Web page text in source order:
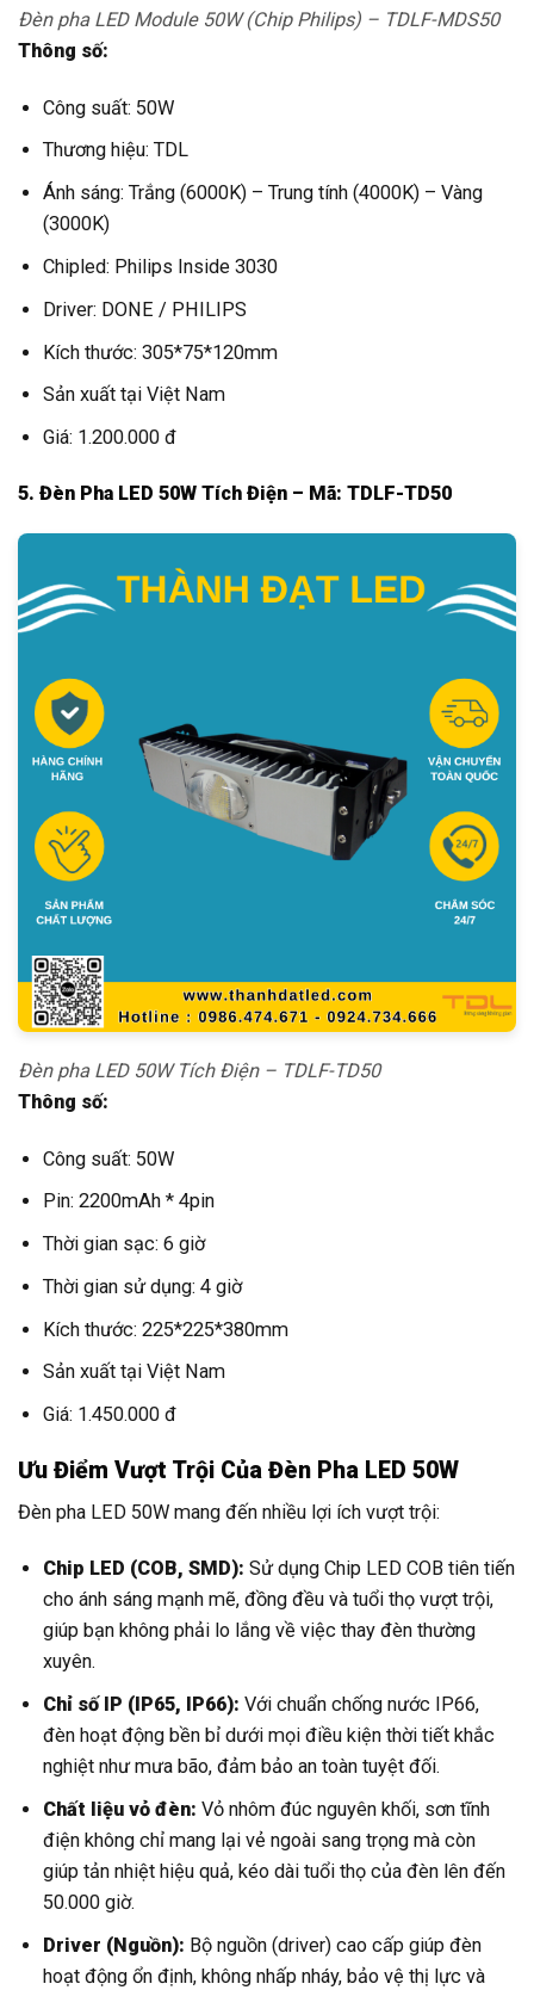
Đèn pha LED Module 50W (Chip Philips) – TDLF-MDS50
Thông số:
Công suất: 50W
Thương hiệu: TDL
Ánh sáng: Trắng (6000K) – Trung tính (4000K) – Vàng
(3000K)
Chipled: Philips Inside 3030
Driver: DONE / PHILIPS
Kích thước: 305*75*120mm
Sản xuất tại Việt Nam
Giá: 1.200.000 đ
5. Đèn Pha LED 50W Tích Điện – Mã: TDLF-TD50
Đèn pha LED 50W Tích Điện – TDLF-TD50
Thông số:
Công suất: 50W
Pin: 2200mAh * 4pin
Thời gian sạc: 6 giờ
Thời gian sử dụng: 4 giờ
Kích thước: 225*225*380mm
Sản xuất tại Việt Nam
Giá: 1.450.000 đ
Ưu Điểm Vượt Trội Của Đèn Pha LED 50W
Đèn pha LED 50W mang đến nhiều lợi ích vượt trội:
Chip LED (COB, SMD): Sử dụng Chip LED COB tiên tiến
cho ánh sáng mạnh mẽ, đồng đều và tuổi thọ vượt trội,
giúp bạn không phải lo lắng về việc thay đèn thường
xuyên.
Chỉ số IP (IP65, IP66): Với chuẩn chống nước IP66,
đèn hoạt động bền bỉ dưới mọi điều kiện thời tiết khắc
nghiệt như mưa bão, đảm bảo an toàn tuyệt đối.
Chất liệu vỏ đèn: Vỏ nhôm đúc nguyên khối, sơn tĩnh
điện không chỉ mang lại vẻ ngoài sang trọng mà còn
giúp tản nhiệt hiệu quả, kéo dài tuổi thọ của đèn lên đến
50.000 giờ.
Driver (Nguồn): Bộ nguồn (driver) cao cấp giúp đèn
hoạt động ổn định, không nhấp nháy, bảo vệ thị lực và